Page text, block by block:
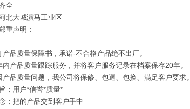
全
北大城演马工业区
重声明：
产品质量保障书，承诺-不合格产品绝不出厂。
内产品质量跟踪服务，并将客户服务记录在档案保存20年。
产品质量问题，我公司将保修、包退、包换、满足客户要求。
；用户*信誉*质量*
；把的产品交到客户手中